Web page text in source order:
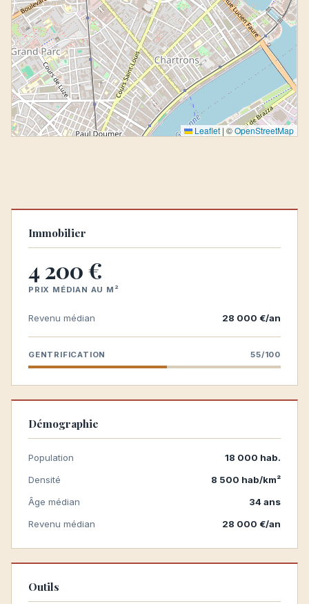
Leaflet | ©OpenStreetMap
Immobilier
4 200 €
PRIX MÉDIAN AU M²
Revenu médian 28 000 €/an
GENTRIFICATION 55/100
Démographie
Population
18 000 hab.
Densité
8 500 hab/km²
Âge médian
34 ans
Revenu médian
28 000 €/an
Outils